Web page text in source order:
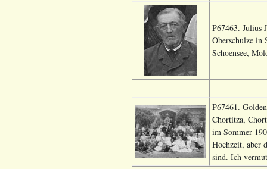
P67463. Julius
Oberschulze in
Schoensee,
P67461.
Chortitza,
im Sommer
Hochzeit, aber
sind. Ich